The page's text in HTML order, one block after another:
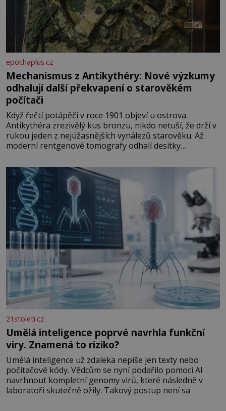
epochaplus.cz
Mechanismus z Antikythéry: Nové výzkumy
odhalují další překvapení o starověkém
počítači
Když řečtí potápěči v roce 1901 objeví u ostrova
Antikythéra zrezivělý kus bronzu, nikdo netuší, že drží v
rukou jeden z nejúžasnějších vynálezů starověku. Až
moderní rentgenové tomografy odhalí desítky
Antikythéry je dnes považován za nejstarší známý
analogový počítač na světě. Přesto ani po více než sto
letech výzkumu
21stoleti.cz
Umělá inteligence poprvé navrhla funkční
viry. Znamená to riziko?
Umělá inteligence už zdaleka nepíše jen texty nebo
počítačové kódy. Vědcům se nyní podařilo pomocí AI
navrhnout kompletní genomy virů, které následně v
laboratoři skutečně ožily. Takový postup není sa